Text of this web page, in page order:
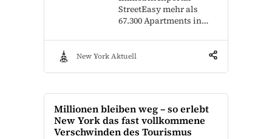
StreetEasy mehr als
67.300 Apartments in…
New York Aktuell
Millionen bleiben weg – so erlebt
New York das fast vollkommene
Verschwinden des Tourismus